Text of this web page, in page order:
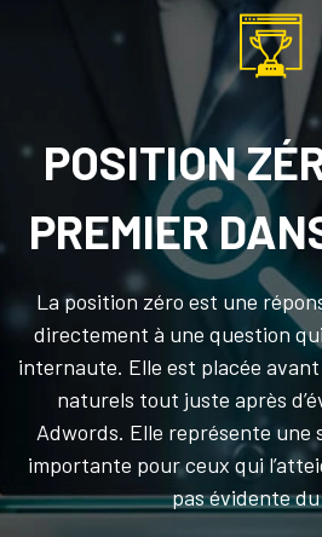
POSITION
PREMIER
La position zéro est une
directement à une question
internaute. Elle est placée
naturels tout juste après
Adwords. Elle représente
importante pour ceux qui
pas évidente